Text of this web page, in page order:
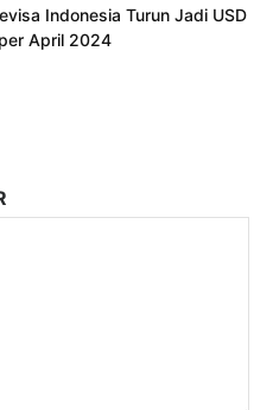
Indonesia Turun Jadi USD
April 2024